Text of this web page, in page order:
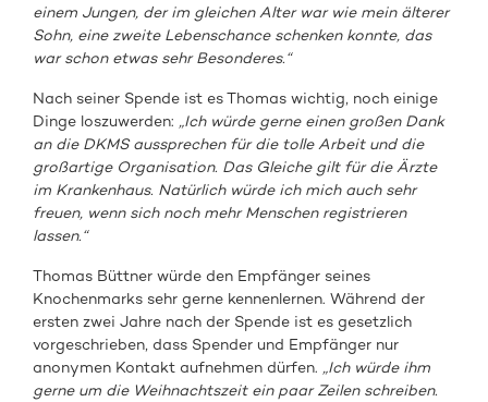
einem Jungen, der im gleichen Alter war wie mein älterer
Sohn, eine zweite Lebenschance schenken konnte, das
war schon etwas sehr Besonderes.“
Nach seiner Spende ist es Thomas wichtig, noch einige
Dinge loszuwerden: „Ich würde gerne einen großen Dank
an die DKMS aussprechen für die tolle Arbeit und die
großartige Organisation. Das Gleiche gilt für die Ärzte
im Krankenhaus. Natürlich würde ich mich auch sehr
freuen, wenn sich noch mehr Menschen registrieren
lassen.“
Thomas Büttner würde den Empfänger seines
Knochenmarks sehr gerne kennenlernen. Während der
ersten zwei Jahre nach der Spende ist es gesetzlich
vorgeschrieben, dass Spender und Empfänger nur
anonymen Kontakt aufnehmen dürfen. „Ich würde ihm
gerne um die Weihnachtszeit ein paar Zeilen schreiben.